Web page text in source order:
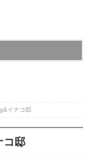
イナコ邸
コ邸